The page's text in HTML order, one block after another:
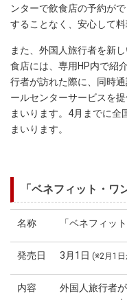
ンターで飲食店の予約が
することなく、安心して
また、外国人旅行者を新
食店には、専用HP内で紹
行者が訪れた際に、同時
ールセンターサービスを
まいります。4月までに全
まいります。
「ベネフィット・
名称 「ベネフィッ
発売日 3月1日 (※2月1
内容
外国人旅行者